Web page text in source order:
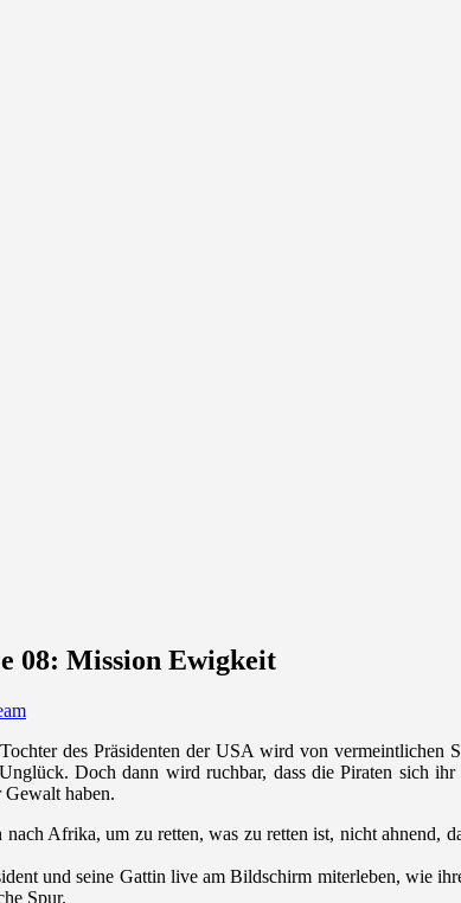
08: Mission Ewigkeit
des Präsidenten der USA wird von vermeintlichen
Doch dann wird ruchbar, dass die Piraten sich
Gewalt haben.
Afrika, um zu retten, was zu retten ist, nicht ahnend,
und seine Gattin live am Bildschirm miterleben, wie
Spur.